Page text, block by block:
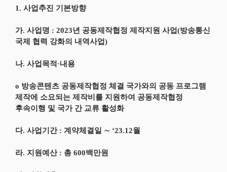
1. 사업추진 기본방향
가. 사업명 : 2023년 공동제작협정 제작지원 사업(방송통신
국제 협력 강화의 내역사업)
나. 사업목적·내용
o 방송콘텐츠 공동제작협정 체결 국가와의 공동 프로그램
제작에 소요되는 제작비를 지원하여 공동제작협정
후속이행 및 국가 간 교류 활성화
다. 사업기간 : 계약체결일 ∼ ‘23.12월
라. 지원예산 : 총 600백만원